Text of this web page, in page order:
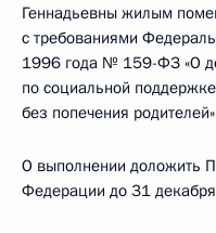
Геннадьевны жилым
с требованиями
1996 года № 159-ФЗ «О
по социальной
без попечения
О выполнении доложить
Федерации до 31